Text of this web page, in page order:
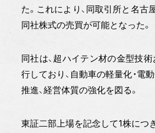
た。これにより、同取引所と名
同社株式の売買が可能となった。
同社は、超ハイテン材の金型技
行しており、自動車の軽量化・電
推進、経営体質の強化を図る。
東証二部上場を記念して1株につ